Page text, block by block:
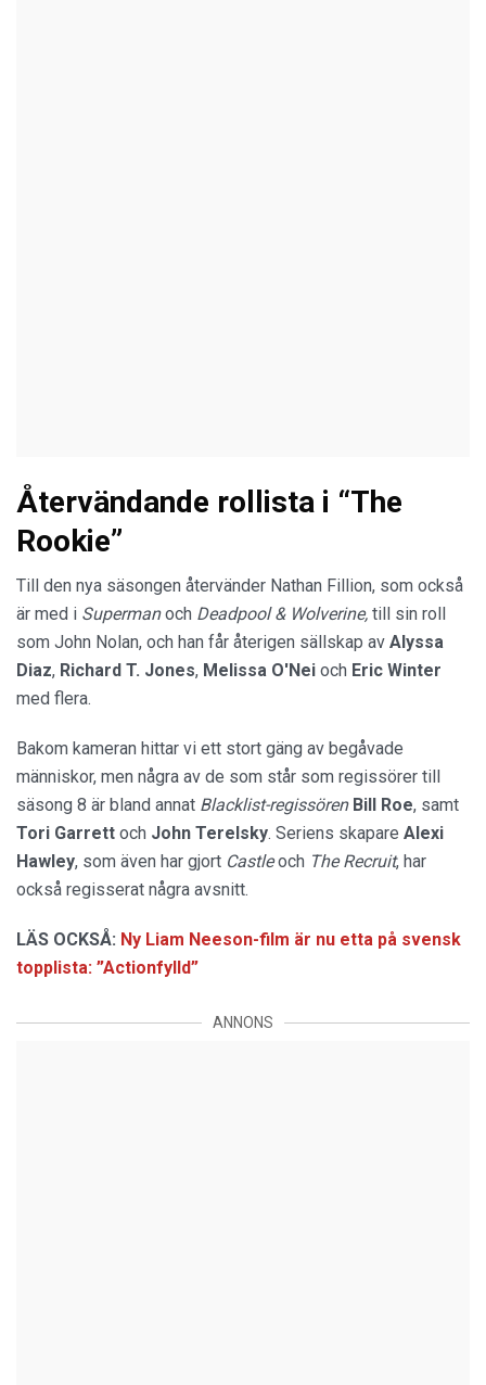
Återvändande rollista i “The
Rookie”
Till den nya säsongen återvänder Nathan Fillion, som också
är med i Supermanoch Deadpool & Wolverine, till sin roll
som John Nolan, och han får återigen sällskap av Alyssa
Diaz, Richard T. Jones, Melissa O'Nei och Eric Winter
med flera.
Bakom kameran hittar vi ett stort gäng av begåvade
människor, men några av de som står som regissörer till
säsong 8 är bland annat Blacklist-regissören Bill Roe, samt
Tori Garrett och John Terelsky. Seriens skapare Alexi
Hawley, som även har gjort Castleoch The Recruit, har
också regisserat några avsnitt.
LÄS OCKSÅ: Ny Liam Neeson-film är nu etta på svensk
topplista: ”Actionfylld”
ANNONS